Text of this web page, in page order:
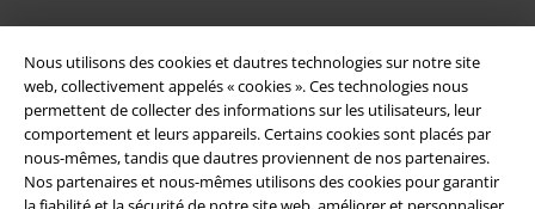
Nous utilisons des cookies et dautres technologies sur notre site
web, collectivement appelés « cookies ». Ces technologies nous
permettent de collecter des informations sur les utilisateurs, leur
comportement et leurs appareils. Certains cookies sont placés par
nous-mêmes, tandis que dautres proviennent de nos partenaires.
Nos partenaires et nous-mêmes utilisons des cookies pour garantir